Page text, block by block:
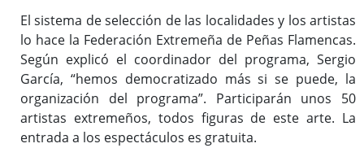
El sistema de selección de las localidades y los artistas
lo hace la Federación Extremeña de Peñas Flamencas.
Según explicó el coordinador del programa, Sergio
García, “hemos democratizado más si se puede, la
organización del programa”. Participarán unos 50
artistas extremeños, todos figuras de este arte. La
entrada a los espectáculos es gratuita.